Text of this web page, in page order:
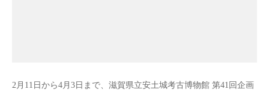
2月11日から4月3日まで、滋賀県立安土城考古博物館 第41回企画